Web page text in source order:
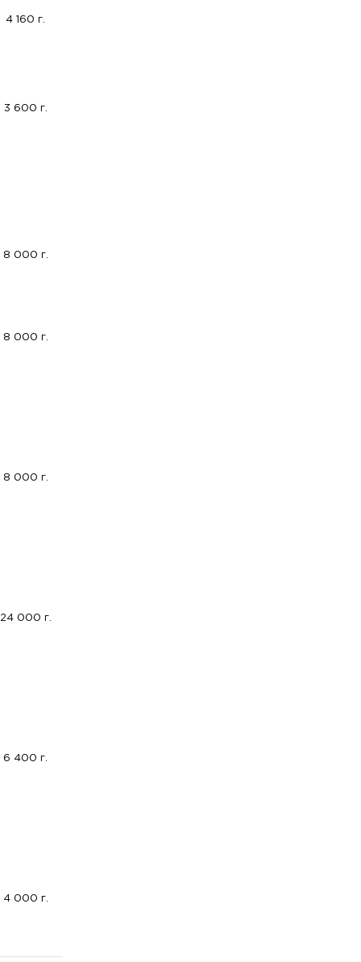
4 160 г.
3 600 г.
8 000 г.
8 000 г.
8 000 г.
24 000 г.
6 400 г.
4 000 г.